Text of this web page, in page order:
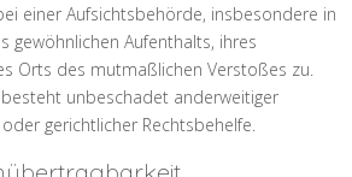
einer Aufsichtsbehörde, insbesondere in
gewöhnlichen Aufenthalts, ihres
Orts des mutmaßlichen Verstoßes zu.
unbeschadet anderweitiger
gerichtlicher Rechtsbehelfe.